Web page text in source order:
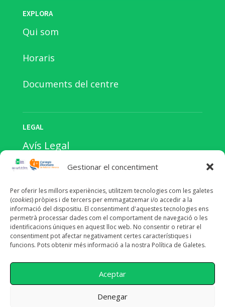
Gestionar el concentiment
Per oferir les millors experiències, utilitzem tecnologies com les galetes
(cookies) pròpies i de tercers per emmagatzemar i/o accedir a la
informació del dispositiu. El consentiment d'aquestes tecnologies ens
permetrà processar dades com el comportament de navegació o les
identificacions úniques en aquest lloc web. No consentir o retirar el
consentiment pot afectar negativament certes característiques i
funcions. Pots obtenir més informació a la nostra Política de Galetes.
Aceptar
Denegar
EXPLORA
Qui som
Horaris
Documents del centre
LEGAL
Avís Legal
Política de privacitat
Política de cookies